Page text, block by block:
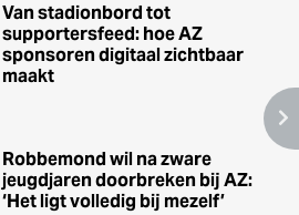
Van stadionbord tot
supportersfeed: hoe AZ
sponsoren digitaal zichtbaar
maakt
Robbemond wil na zware
jeugdjaren doorbreken bij AZ:
‘Het ligt volledig bij mezelf’